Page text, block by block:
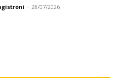
- 28/07/2026